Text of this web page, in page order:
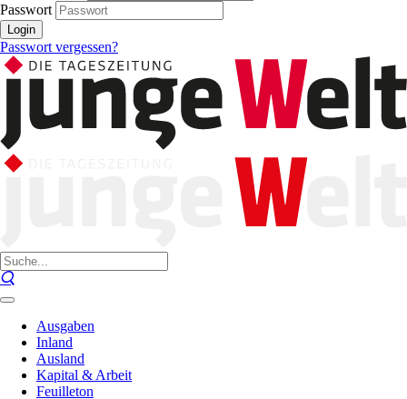
Passwort
Login
Passwort vergessen?
Ausgaben
Inland
Ausland
Kapital & Arbeit
Feuilleton